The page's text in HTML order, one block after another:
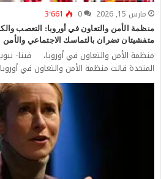
مارس 15, 2026 0 3٬661
منظمة الأمن والتعاون في أوروبا: التعصب
متفشيتان تضران بالتماسك الاجتماعي والأمن
منظمة الأمن والتعاون في أوروبا، فينا-
المتحدة قالت منظمة الأمن والتعاون في